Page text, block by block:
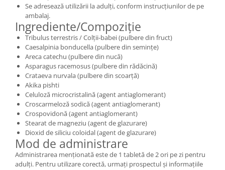
Se adresează utilizării la adulți, conform instrucțiunilor de pe
ambalaj.
Ingrediente/Compoziție
Tribulus terrestris / Colții-babei (pulbere din fruct)
Caesalpinia bonducella (pulbere din semințe)
Areca catechu (pulbere din nucă)
Asparagus racemosus (pulbere din rădăcină)
Crataeva nurvala (pulbere din scoarță)
Akika pishti
Celuloză microcristalină (agent antiaglomerant)
Croscarmeloză sodică (agent antiaglomerant)
Crospovidonă (agent antiaglomerant)
Stearat de magneziu (agent de glazurare)
Dioxid de siliciu coloidal (agent de glazurare)
Mod de administrare
Administrarea menționată este de 1 tabletă de 2 ori pe zi pentru
adulți. Pentru utilizare corectă, urmați prospectul și informațiile